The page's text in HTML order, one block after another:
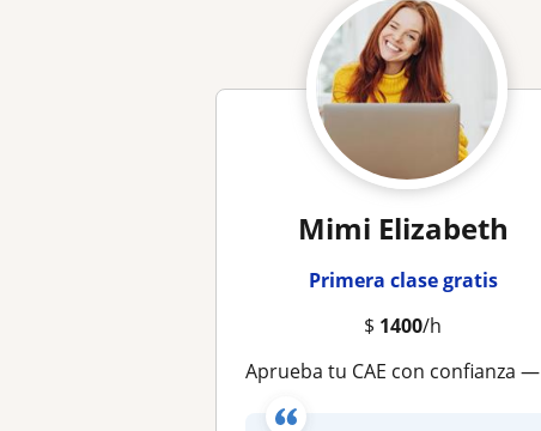
Mimi Elizabeth
Primera clase gratis
$ 1400/h
Aprueba tu CAE con confianza — 100% de éxito en exámenes Cambridge